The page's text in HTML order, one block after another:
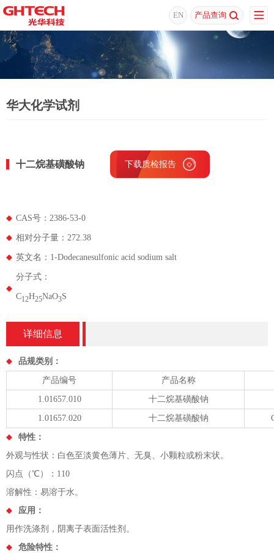
EN 产品查询
华大化学试剂
十二烷基磺酸钠 下载质检报告
CAS号：2386-53-0
相对分子量：272.38
英文名：1-Dodecanesulfonic acid sodium salt
分子式：
C12H25NaO3S
详细信息
品规类别：
产品编号 产品名称
1.01657.010 十二烷基磺酸钠
1.01657.020 十二烷基磺酸钠
特性：
外观与性状：白色至淡黄色薄片、无臭、小颗粒或粉末状。
闪点（℃）：110
溶解性：易溶于水。
应用：
用作洗涤剂，阴离子表面活性剂。
危险特性：